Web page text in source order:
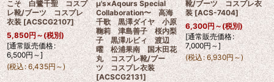
こそ 白鷺千聖 コスプ
レ靴/ブーツ コスプレ
衣装 [ACSCG2107]
5,850円～(税別)
[通常販売価格:
6,500円～]
(税込: 6,435円～)
μ's×Aqours Special
Collaboration〜 高海
千歌 黒澤ダイヤ 小原
鞠莉 津島善子 桜内梨
子 黒澤ルビィ 渡辺
曜 松浦果南 国木田花
丸 コスプレ靴/ブー
ツ コスプレ衣装
[ACSCG2131]
靴/ブーツ コスプレ衣
装 [ACS-7404]
6,300円～(税別)
[通常販売価格:
7,000円～]
(税込: 6,930円～)